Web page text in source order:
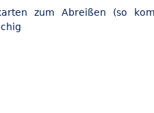
zum Abreißen (so